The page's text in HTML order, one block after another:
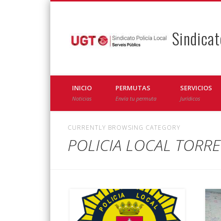
FacebookTwitter
INICIO
Noticias
PERMUTAS
Envía tu permuta
SERVICIOS
Jurídicos
CURRENTLY BROWSING CATEGORY
POLICIA LOCAL